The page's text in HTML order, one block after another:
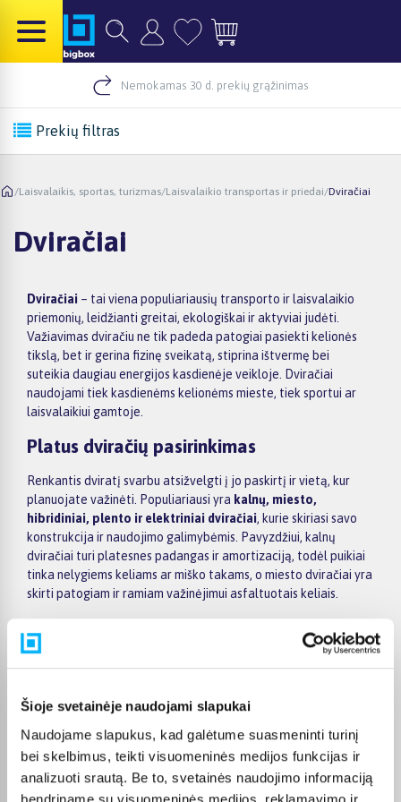
Šioje svetainėje naudojami slapukai
Naudojame slapukus, kad galėtume suasmeninti turinį
bei skelbimus, teikti visuomeninės medijos funkcijas ir
analizuoti srautą. Be to, svetainės naudojimo informaciją
bendriname su visuomeninės medijos, reklamavimo ir
Nemokamas 30 d. prekių grąžinimas
Prekių filtras
/Laisvalaikis, sportas, turizmas/Laisvalaikio transportas ir priedai/Dviračiai
Dviračiai
Dviračiai – tai viena populiariausių transporto ir laisvalaikio
priemonių, leidžianti greitai, ekologiškai ir aktyviai judėti.
Važiavimas dviračiu ne tik padeda patogiai pasiekti kelionės
tikslą, bet ir gerina fizinę sveikatą, stiprina ištvermę bei
suteikia daugiau energijos kasdienėje veikloje. Dviračiai
naudojami tiek kasdienėms kelionėms mieste, tiek sportui ar
laisvalaikiui gamtoje.
Platus dviračių pasirinkimas
Renkantis dviratį svarbu atsižvelgti į jo paskirtį ir vietą, kur
planuojate važinėti. Populiariausi yra kalnų, miesto,
hibridiniai, plento ir elektriniai dviračiai, kurie skiriasi savo
konstrukcija ir naudojimo galimybėmis. Pavyzdžiui, kalnų
dviračiai turi platesnes padangas ir amortizaciją, todėl puikiai
tinka nelygiems keliams ar miško takams, o miesto dviračiai yra
skirti patogiam ir ramiam važinėjimui asfaltuotais keliais.
Komfortas ir aktyvus laisvalaikis
ir kraujagyslių sistemos veiklą bei padeda palaikyti gerą fizinę
formą. Be to, tai puikus būdas praleisti laiką su šeima ar
draugais, keliaujant dviračių takais, parkuose ar gamtoje.
Kaip išsirinkti tinkamą dviratį